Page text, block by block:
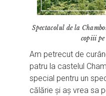
Spectacolul de la
copiii
Am petrecut de
patru la castelul
special pentru un
călărie și aș vrea sa